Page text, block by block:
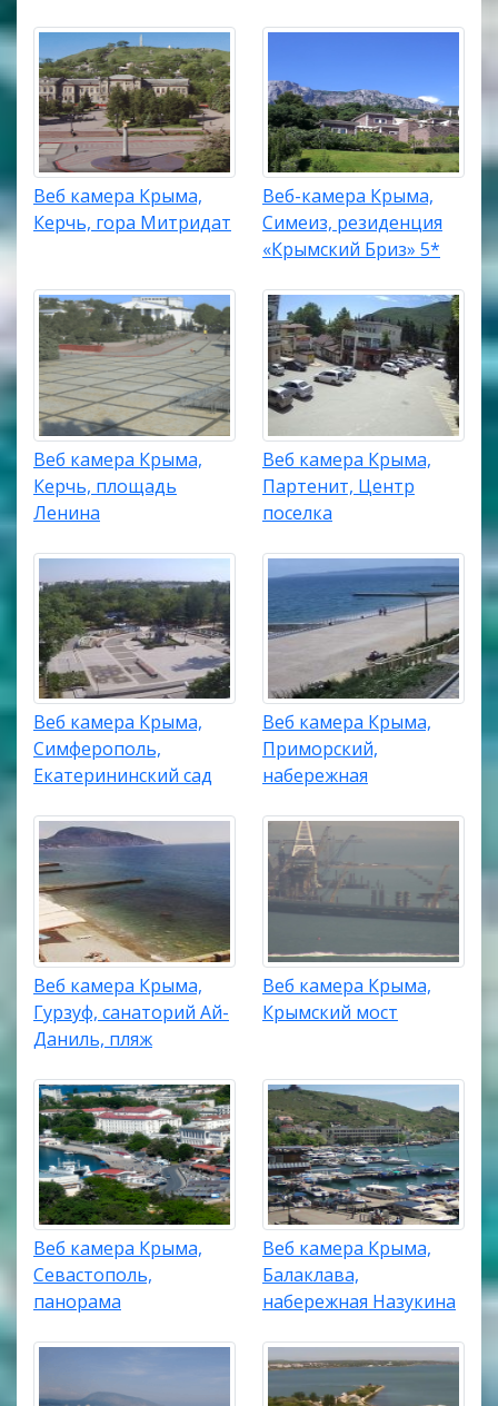
Веб камера Крыма,
Керчь, гора Митридат
Веб-камера Крыма,
Симеиз, резиденция
«Крымский Бриз» 5*
Веб камера Крыма,
Керчь, площадь
Ленина
Веб камера Крыма,
Партенит, Центр
поселка
Веб камера Крыма,
Симферополь,
Екатерининский сад
Веб камера Крыма,
Приморский,
набережная
Веб камера Крыма,
Гурзуф, санаторий Ай-
Даниль, пляж
Веб камера Крыма,
Крымский мост
Веб камера Крыма,
Севастополь,
панорама
Веб камера Крыма,
Балаклава,
набережная Назукина